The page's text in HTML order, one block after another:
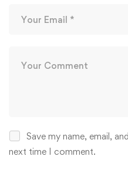
Save my name, email,
next time I comment.